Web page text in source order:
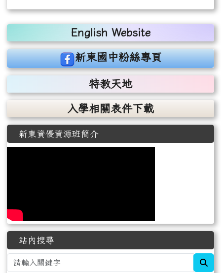
右邊區域內容English Website
link to https://www.facebook.com/
新東國中粉絲專頁
特教天地
入學相關表件下載
新東資優資源班簡介
站內搜尋